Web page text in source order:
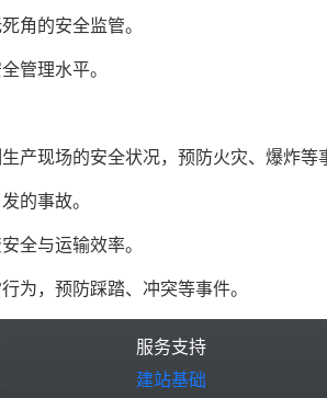
角的安全监管。
管理水平。
产现场的安全状况，预防火灾、爆炸等
的事故。
全与运输效率。
为，预防踩踏、冲突等事件。
服务支持
建站基础